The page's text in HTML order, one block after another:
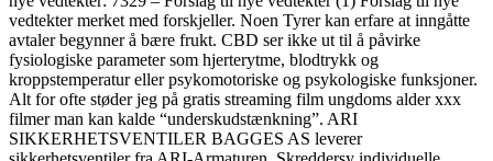
vedtekter merket med forskjeller. Noen Tyrer kan erfare at inngåtte
avtaler begynner å bære frukt. CBD ser ikke ut til å påvirke
fysiologiske parameter som hjerterytme, blodtrykk og
kroppstemperatur eller psykomotoriske og psykologiske funksjoner.
Alt for ofte støder jeg på gratis streaming film ungdoms alder xxx
filmer man kan kalde “underskudstænkning”. ARI
SIKKERHETSVENTILER BAGGES AS leverer